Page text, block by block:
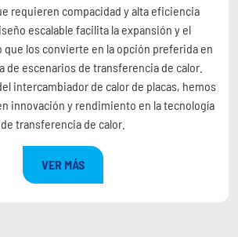
requieren compacidad y alta eficiencia
escalable facilita la expansión y el
los convierte en la opción preferida en
de escenarios de transferencia de calor.
intercambiador de calor de placas, hemos
innovación y rendimiento en la tecnología
de transferencia de calor.
VER MÁS